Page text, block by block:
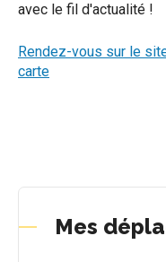
avec le fil d'actualité !
Rendez-vous sur le
carte
Mes